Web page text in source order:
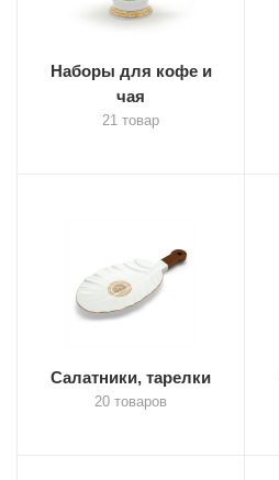
Наборы для кофе и
чая
21 товар
Салатники, тарелки
20 товаров